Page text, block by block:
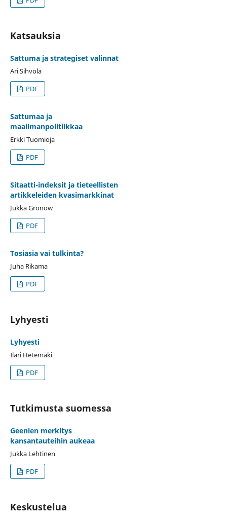
Katsauksia
Sattuma ja strategiset valinnat
Ari Sihvola
PDF
Sattumaa ja
maailmanpolitiikkaa
Erkki Tuomioja
PDF
Sitaatti-indeksit ja tieteellisten
artikkeleiden kvasimarkkinat
Jukka Gronow
PDF
Tosiasia vai tulkinta?
Juha Rikama
PDF
Lyhyesti
Lyhyesti
Ilari Hetemäki
PDF
Tutkimusta suomessa
Geenien merkitys
kansantauteihin aukeaa
Jukka Lehtinen
PDF
Keskustelua